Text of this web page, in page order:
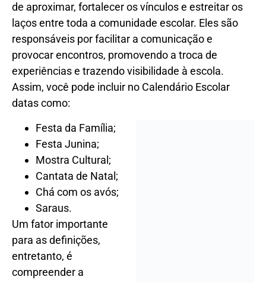
de aproximar, fortalecer os vínculos e estreitar os
laços entre toda a comunidade escolar. Eles são
responsáveis por facilitar a comunicação e
provocar encontros, promovendo a troca de
experiências e trazendo visibilidade à escola.
Assim, você pode incluir no Calendário Escolar
datas como:
Festa da Família;
Festa Junina;
Mostra Cultural;
Cantata de Natal;
Chá com os avós;
Saraus.
Um fator importante para as definições, entretanto,
é compreender a realidade e as necessidades de
toda a comunidade. Os eventos devem sempre
respeitar intencionalidades pedagógicas, com